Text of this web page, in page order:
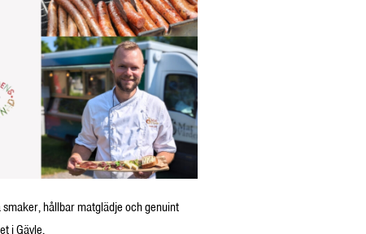
hållbar matglädje och genuint
i Gävle.